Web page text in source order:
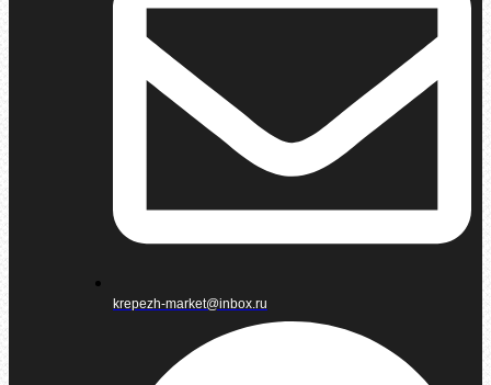
krepezh-market@inbox.ru